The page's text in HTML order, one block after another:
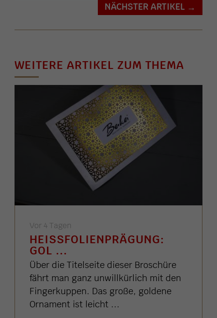
NÄCHSTER ARTIKEL →
WEITERE ARTIKEL ZUM THEMA
Vor 4 Tagen
HEISSFOLIENPRÄGUNG: G
OL ...
Über die Titelseite dieser Broschüre
fährt man ganz unwillkürlich mit den
Fingerkuppen. Das große, goldene
Ornament ist leicht ...